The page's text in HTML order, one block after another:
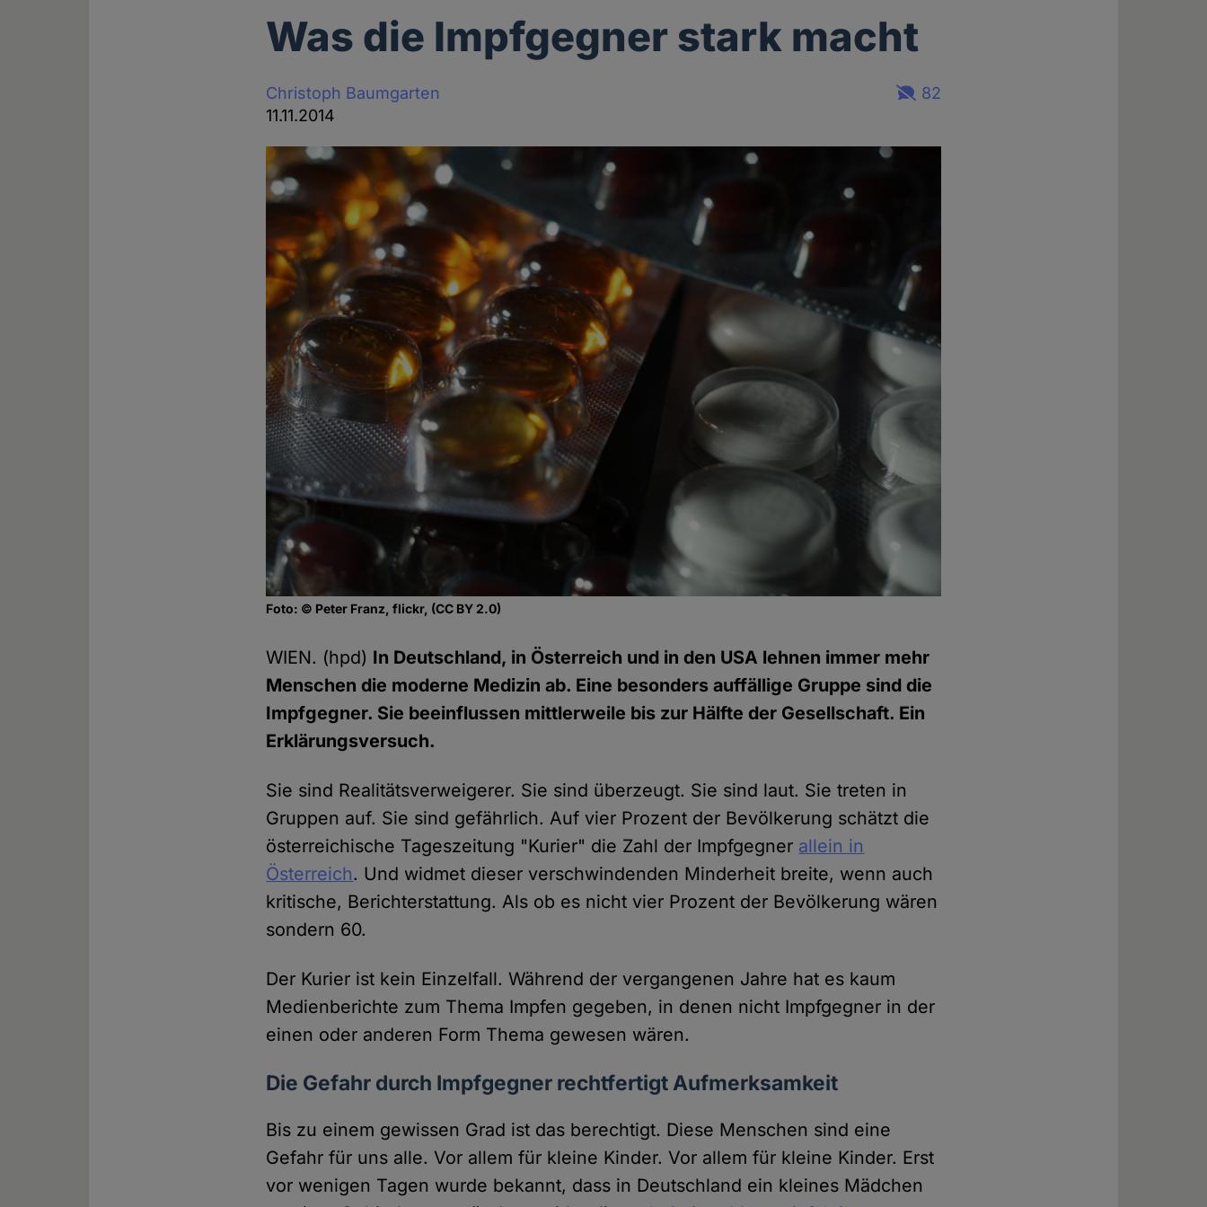
Was die Impfgegner stark macht
Christoph Baumgarten
11.11.2014
82
Foto: © Peter Franz, flickr, (CC BY 2.0)
WIEN. (hpd) In Deutschland, in Österreich und in den USA lehnen immer mehr
Menschen die moderne Medizin ab. Eine besonders auffällige Gruppe sind die
Impfgegner. Sie beeinflussen mittlerweile bis zur Hälfte der Gesellschaft. Ein
Erklärungsversuch.
Sie sind Realitätsverweigerer. Sie sind überzeugt. Sie sind laut. Sie treten in
Gruppen auf. Sie sind gefährlich. Auf vier Prozent der Bevölkerung schätzt die
österreichische Tageszeitung "Kurier" die Zahl der Impfgegner allein in
Österreich. Und widmet dieser verschwindenden Minderheit breite, wenn auch
kritische, Berichterstattung. Als ob es nicht vier Prozent der Bevölkerung wären
sondern 60.
Der Kurier ist kein Einzelfall. Während der vergangenen Jahre hat es kaum
Medienberichte zum Thema Impfen gegeben, in denen nicht Impfgegner in der
einen oder anderen Form Thema gewesen wären.
Die Gefahr durch Impfgegner rechtfertigt Aufmerksamkeit
Bis zu einem gewissen Grad ist das berechtigt. Diese Menschen sind eine
Gefahr für uns alle. Vor allem für kleine Kinder. Vor allem für kleine Kinder. Erst
vor wenigen Tagen wurde bekannt, dass in Deutschland ein kleines Mädchen